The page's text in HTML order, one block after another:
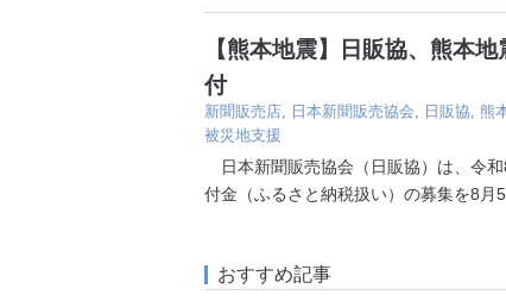
【熊本地震】日販協、熊本
付
新聞販売店 日本新聞販売協会 日販協 熊
被災地支援
日本新聞販売協会（日販協）は、令
付金（ふるさと納税扱い）の募集を8月
おすすめ記事